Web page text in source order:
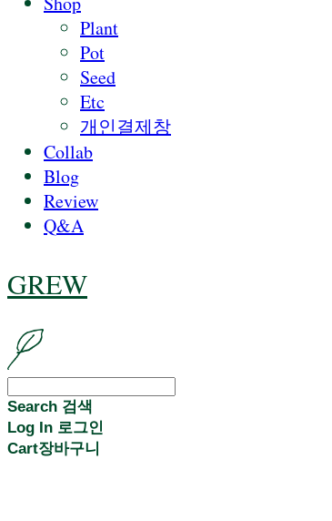
Plant
Pot
Seed
Etc
개인결제창
Collab
Blog
Review
Q&A
GREW
Search 검색
Log In 로그인
Cart장바구니